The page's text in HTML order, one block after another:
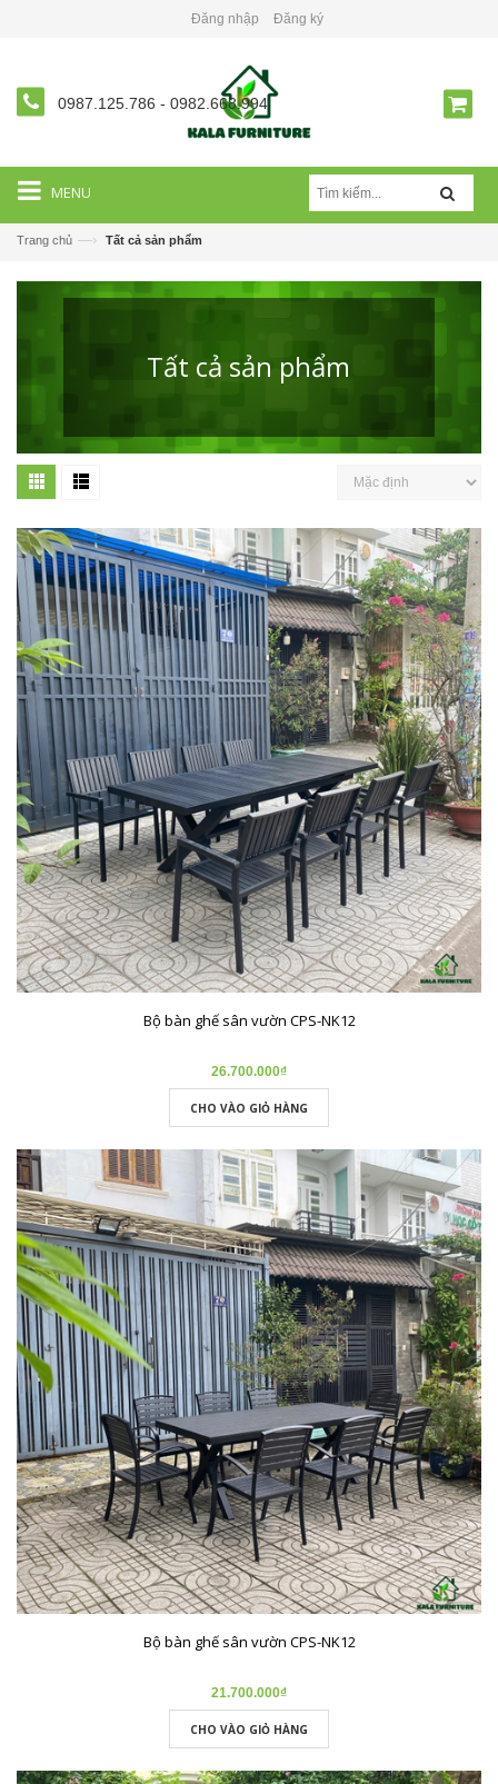
Đăng nhập Đăng ký
0987.125.786 - 0982.668.994
MENU
Trang chủ —› Tất cả sản phẩm
Tất cả sản phẩm
Bộ bàn ghế sân vườn CPS-NK12
26.700.000₫
CHO VÀO GIỎ HÀNG
Bộ bàn ghế sân vườn CPS-NK12
21.700.000₫
CHO VÀO GIỎ HÀNG